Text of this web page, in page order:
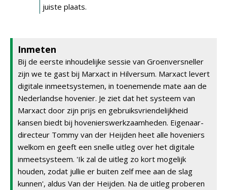
juiste plaats.
Inmeten
Bij de eerste inhoudelijke sessie van Groenversneller
zijn we te gast bij Marxact in Hilversum. Marxact levert
digitale inmeetsystemen, in toenemende mate aan de
Nederlandse hovenier. Je ziet dat het systeem van
Marxact door zijn prijs en gebruiksvriendelijkheid
kansen biedt bij hovenierswerkzaamheden. Eigenaar-
directeur Tommy van der Heijden heet alle hoveniers
welkom en geeft een snelle uitleg over het digitale
inmeetsysteem. 'Ik zal de uitleg zo kort mogelijk
houden, zodat jullie er buiten zelf mee aan de slag
kunnen', aldus Van der Heijden. Na de uitleg proberen